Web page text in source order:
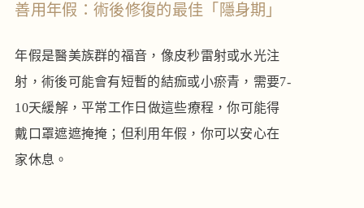
善用年假：術後修復的最佳「隱身期」
年假是醫美族群的福音，像皮秒雷射或水光注
射，術後可能會有短暫的結痂或小瘀青，需要7-
10天緩解，平常工作日做這些療程，你可能得
戴口罩遮遮掩掩；但利用年假，你可以安心在
家休息。